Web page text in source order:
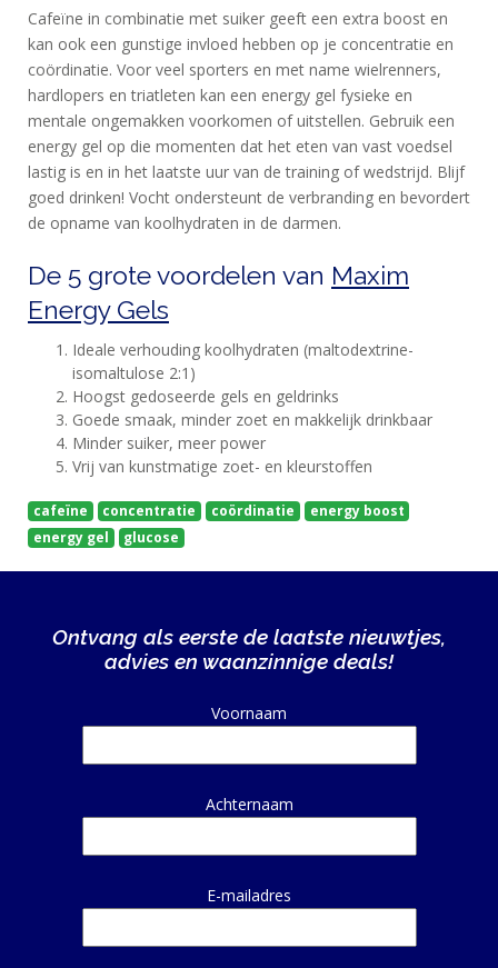
Cafeïne in combinatie met suiker geeft een extra boost en
kan ook een gunstige invloed hebben op je concentratie en
coördinatie. Voor veel sporters en met name wielrenners,
hardlopers en triatleten kan een energy gel fysieke en
mentale ongemakken voorkomen of uitstellen. Gebruik een
energy gel op die momenten dat het eten van vast voedsel
lastig is en in het laatste uur van de training of wedstrijd. Blijf
goed drinken! Vocht ondersteunt de verbranding en bevordert
de opname van koolhydraten in de darmen.
De 5 grote voordelen van Maxim
Energy Gels
Ideale verhouding koolhydraten (maltodextrine-
isomaltulose 2:1)
Hoogst gedoseerde gels en geldrinks
Goede smaak, minder zoet en makkelijk drinkbaar
Minder suiker, meer power
Vrij van kunstmatige zoet- en kleurstoffen
cafeïne concentratie coördinatie
energy boost
energy gel
glucose
Ontvang als eerste de laatste nieuwtjes,
advies en waanzinnige deals!
Voornaam
Achternaam
E-mailadres
Alternative:
FEEDS
BLUE
NANA
BLOG
KLANTENSERVICE